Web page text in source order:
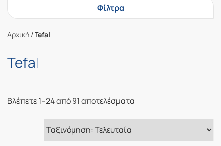
Φίλτρα
Αρχική /Tefal
Tefal
Βλέπετε 1–24 από 91 αποτελέσματα